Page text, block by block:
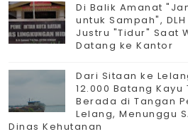
Di Balik Amanat
untuk Sampah",
Justru "Tidur" Saat
Datang ke Kantor
Dari Sitaan ke
12.000 Batang Kayu
Berada di Tangan
Lelang, Menunggu
Dinas Kehutanan